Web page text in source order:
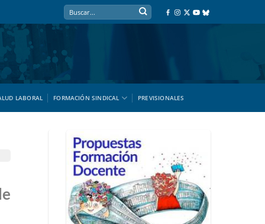
LABORAL FORMACIÓN SINDICAL PREVISIONALES